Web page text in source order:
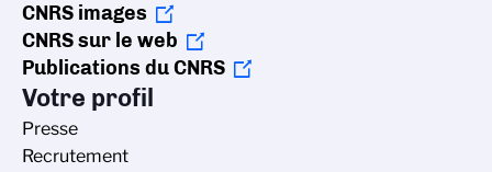
CNRS images
CNRS sur le web
Publications du CNRS
Votre profil
Presse
Recrutement